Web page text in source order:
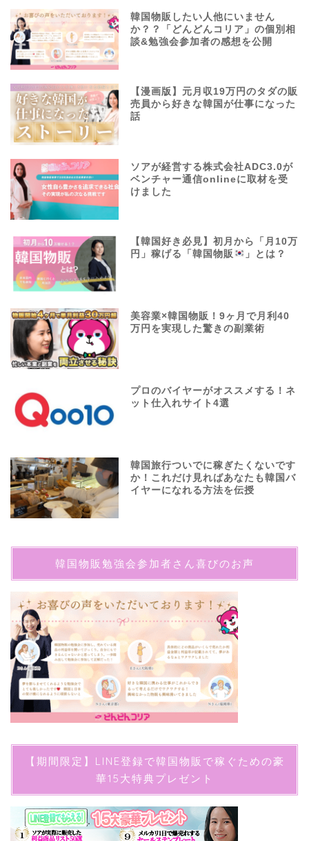
韓国物販したい人他にいません
か？？「どんどんコリア」の個別相
談&勉強会参加者の感想を公開
【漫画版】元月収19万円のタダの販
売員から好きな韓国が仕事になった
話
ソアが経営する株式会社ADC3.0が
ベンチャー通信onlineに取材を受
けました
【韓国好き必見】初月から「月10万
円」稼げる「韓国物販
」とは？
美容業×韓国物販！9ヶ月で月利40
万円を実現した驚きの副業術
プロのバイヤーがオススメする！ネ
ット仕入れサイト4選
韓国旅行ついでに稼ぎたくないです
か！これだけ見ればあなたも韓国バ
イヤーになれる方法を伝授
韓国物販勉強会参加者さん喜びのお声
【期間限定】LINE登録で韓国物販で稼ぐための豪
華15大特典プレゼント